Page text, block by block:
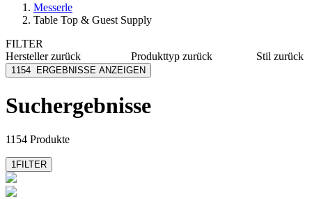
Messerle
Table Top & Guest Supply
FILTER
Herstellerzurück
[e] one
Anyah
Bacher+Demmler
mehr anzeigen
Produkttyp zurück
Besteckservietten
Stil zurück
1154 ERGEBNISSE ANZEIGEN
Suchergebnisse
1154 Produkte
1FILTER